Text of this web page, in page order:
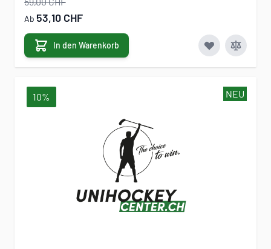
Ab 53,10 CHF
In den Warenkorb
NEU
10%